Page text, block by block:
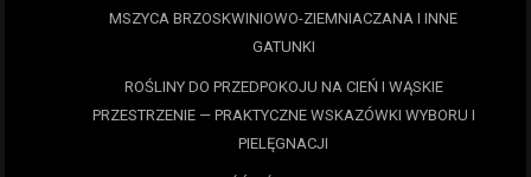
MSZYCA BRZOSKWINIOWO-ZIEMNIACZANA I INNE
GATUNKI
ROŚLINY DO PRZEDPOKOJU NA CIEŃ I WĄSKIE
PRZESTRZENIE — PRAKTYCZNE WSKAZÓWKI WYBORU I
PIELĘGNACJI